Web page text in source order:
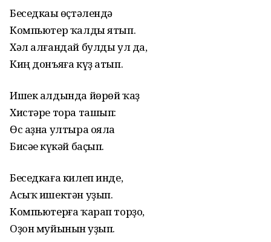
Беседкаһы өҫтәлендә
Компьютер ҡалды ятып.
Хәл алғандай булды ул да,
Киң донъяға күҙ атып.
Ишек алдында йөрөй ҡаҙ
Хистәре тора ташып:
Өс аҙна ултыра ояла
Бисәһе күкәй баҫып.
Беседкаға килеп инде,
Асыҡ ишектән уҙып.
Компьютерға ҡарап торҙо,
Оҙон муйынын һуҙып.